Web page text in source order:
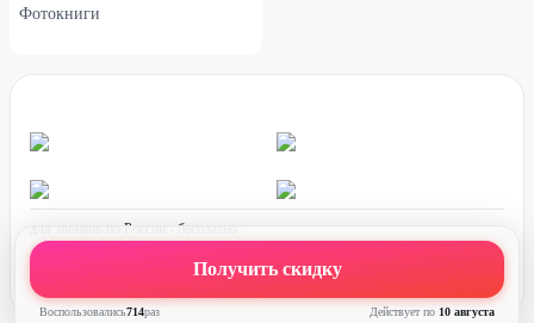
Получить скидку
Воспользовались714раз Действует по 10 августа
Фотокниги
для звонков по России - бесплатно
график работы:
ПН-ПТ с 08:00 до 17:00 (по МСК)